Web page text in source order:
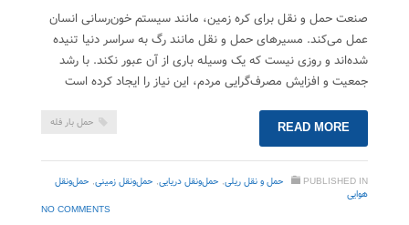
صنعت حمل و نقل برای کره زمین، مانند سیستم خون‌رسانی انسان
عمل می‌کند. مسیرهای حمل و نقل مانند رگ به سراسر دنیا تنیده
شده‌اند و روزی نیست که یک وسیله باری از آن عبور نکند. با رشد
جمعیت و افزایش مصرف‌گرایی مردم، این نیاز را ایجاد کرده است
حمل بار فله READ MORE
PUBLISHED IN حمل‌ و نقل ریلی, حمل‌ونقل دریایی, حمل‌ونقل زمینی, حمل‌ونقل
هوایی
NO COMMENTS